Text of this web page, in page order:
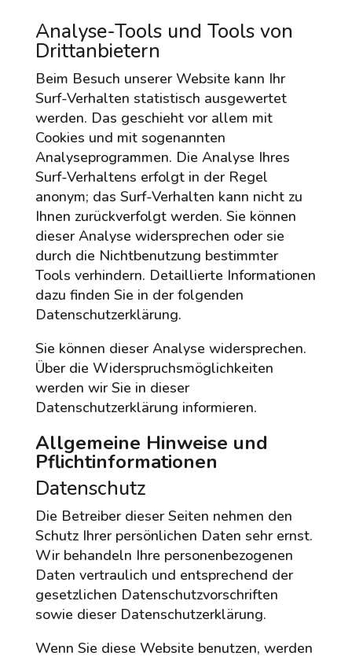
Analyse-Tools und Tools von
Drittanbietern
Beim Besuch unserer Website kann Ihr
Surf-Verhalten statistisch ausgewertet
werden. Das geschieht vor allem mit
Cookies und mit sogenannten
Analyseprogrammen. Die Analyse Ihres
Surf-Verhaltens erfolgt in der Regel
anonym; das Surf-Verhalten kann nicht zu
Ihnen zurückverfolgt werden. Sie können
dieser Analyse widersprechen oder sie
durch die Nichtbenutzung bestimmter
Tools verhindern. Detaillierte Informationen
dazu finden Sie in der folgenden
Datenschutzerklärung.
Sie können dieser Analyse widersprechen.
Über die Widerspruchsmöglichkeiten
werden wir Sie in dieser
Datenschutzerklärung informieren.
Allgemeine Hinweise und
Pflichtinformationen
Datenschutz
Die Betreiber dieser Seiten nehmen den
Schutz Ihrer persönlichen Daten sehr ernst.
Wir behandeln Ihre personenbezogenen
Daten vertraulich und entsprechend der
gesetzlichen Datenschutzvorschriften
sowie dieser Datenschutzerklärung.
Wenn Sie diese Website benutzen, werden